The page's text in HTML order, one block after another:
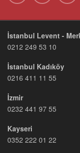
İstanbul Levent -
0212 249 53 10
İstanbul Kadıköy
0216 411 11 55
İzmir
0232 441 97 55
Kayseri
0352 222 01 22